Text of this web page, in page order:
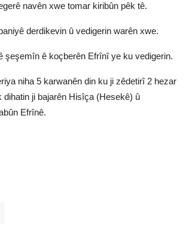
navên xwe tomar kiribûn pêk tê.
derdikevin û vedigerin warên xwe.
şeşemîn ê koçberên Efrînî ye ku vedigerin.
niha 5 karwanên din ku ji zêdetirî 2 hezar
dihatin ji bajarên Hisîça (Hesekê) û
Efrînê.